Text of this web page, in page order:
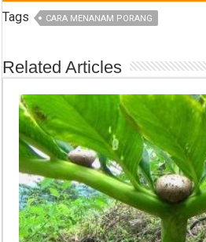
Tags CARA MENANAM PORANG
Related Articles